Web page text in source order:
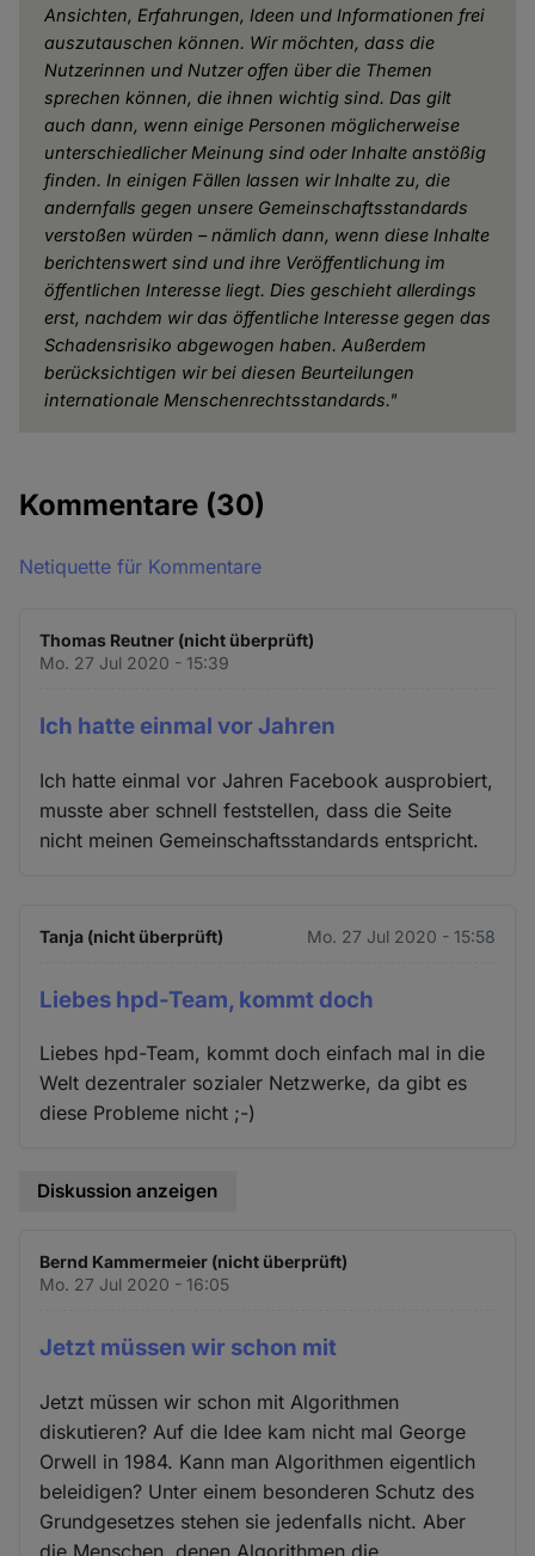
Ansichten, Erfahrungen, Ideen und Informationen frei
auszutauschen können. Wir möchten, dass die
Nutzerinnen und Nutzer offen über die Themen
sprechen können, die ihnen wichtig sind. Das gilt
auch dann, wenn einige Personen möglicherweise
unterschiedlicher Meinung sind oder Inhalte anstößig
finden. In einigen Fällen lassen wir Inhalte zu, die
andernfalls gegen unsere Gemeinschaftsstandards
verstoßen würden – nämlich dann, wenn diese Inhalte
berichtenswert sind und ihre Veröffentlichung im
öffentlichen Interesse liegt. Dies geschieht allerdings
erst, nachdem wir das öffentliche Interesse gegen das
Schadensrisiko abgewogen haben. Außerdem
berücksichtigen wir bei diesen Beurteilungen
internationale Menschenrechtsstandards."
Kommentare (30)
Netiquette für Kommentare
Thomas Reutner (nicht überprüft)
Mo. 27 Jul 2020 - 15:39
Ich hatte einmal vor Jahren
Ich hatte einmal vor Jahren Facebook ausprobiert,
musste aber schnell feststellen, dass die Seite
nicht meinen Gemeinschaftsstandards entspricht.
Tanja (nicht überprüft) Mo. 27 Jul 2020 - 15:58
Liebes hpd-Team, kommt doch
Liebes hpd-Team, kommt doch einfach mal in die
Welt dezentraler sozialer Netzwerke, da gibt es
diese Probleme nicht ;-)
Diskussion anzeigen
Bernd Kammermeier (nicht überprüft)
Mo. 27 Jul 2020 - 16:05
Jetzt müssen wir schon mit
Jetzt müssen wir schon mit Algorithmen
diskutieren? Auf die Idee kam nicht mal George
Orwell in 1984. Kann man Algorithmen eigentlich
beleidigen? Unter einem besonderen Schutz des
Grundgesetzes stehen sie jedenfalls nicht. Aber
die Menschen, denen Algorithmen die